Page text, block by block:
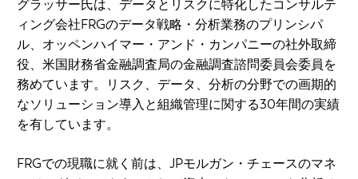
グラッサー氏は、データとリスクに特化したコンサルテ
ィング会社FRGのデータ戦略・分析業務のプリンシパ
ル、オッペンハイマー・アンド・カンパニーの社外取締
役、米国財務省金融調査局の金融調査諮問委員会委員を
務めています。リスク、データ、分析の分野での画期的
なソリューション導入と組織管理に関する30年間の実績
を有しています。
FRGでの現職に就く前は、JPモルガン・チェースのマネ